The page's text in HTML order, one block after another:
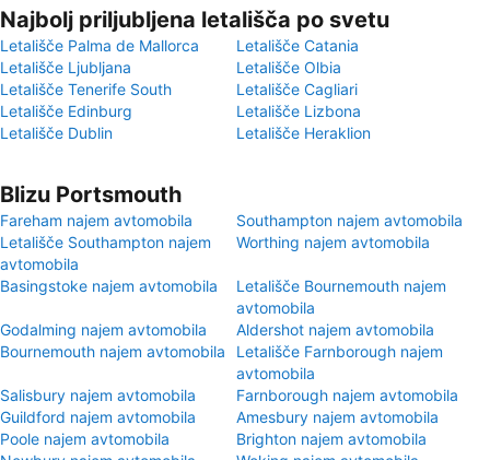
Najbolj priljubljena letališča po svetu
Letališče Palma de Mallorca
Letališče Catania
Letališče Ljubljana
Letališče Olbia
Letališče Tenerife South
Letališče Cagliari
Letališče Edinburg
Letališče Lizbona
Letališče Dublin
Letališče Heraklion
Blizu Portsmouth
Fareham najem avtomobila
Southampton najem avtomobila
Letališče Southampton najem
avtomobila
Worthing najem avtomobila
Basingstoke najem avtomobila
Letališče Bournemouth najem
avtomobila
Godalming najem avtomobila
Aldershot najem avtomobila
Bournemouth najem avtomobila
Letališče Farnborough najem
avtomobila
Salisbury najem avtomobila
Farnborough najem avtomobila
Guildford najem avtomobila
Amesbury najem avtomobila
Poole najem avtomobila
Brighton najem avtomobila